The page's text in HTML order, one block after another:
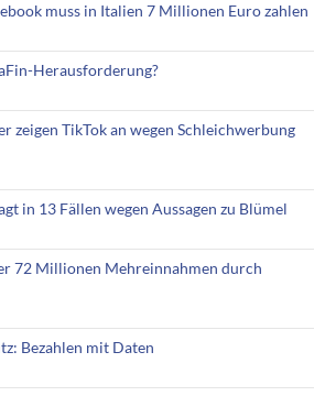
muss in Italien 7 Millionen Euro zahlen
Herausforderung?
zeigen TikTok an wegen Schleichwerbung
in 13 Fällen wegen Aussagen zu Blümel
72 Millionen Mehreinnahmen durch
Bezahlen mit Daten